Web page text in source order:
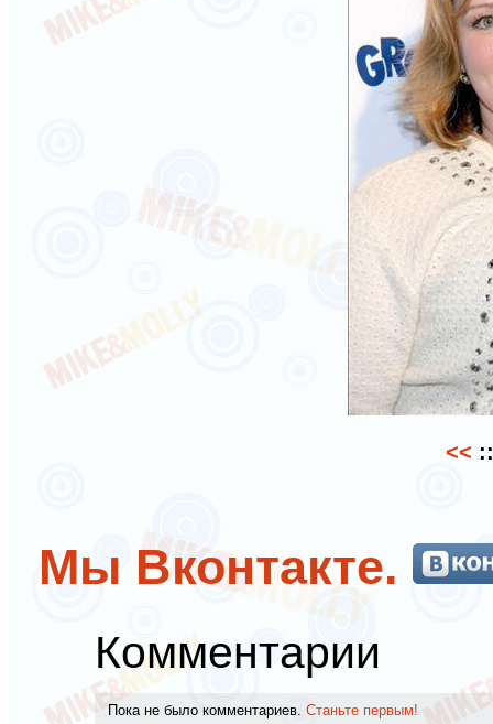
<< ::
Мы Вконтакте.
Комментарии
Пока не было комментариев. Станьте первым!